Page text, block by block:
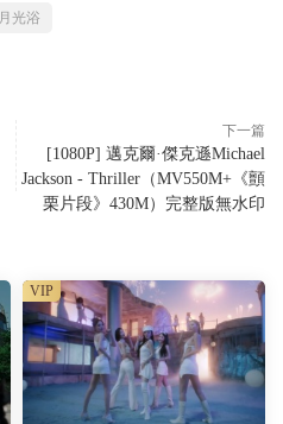
月光浴
下一篇
[1080P] 邁克爾·傑克遜Michael
Jackson - Thriller（MV550M+《顫
栗片段》430M）完整版無水印
VIP